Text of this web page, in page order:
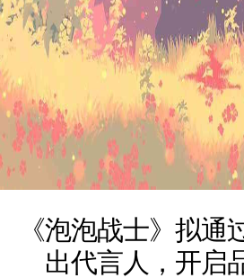
《泡泡战士》拟通
出代言人，开启